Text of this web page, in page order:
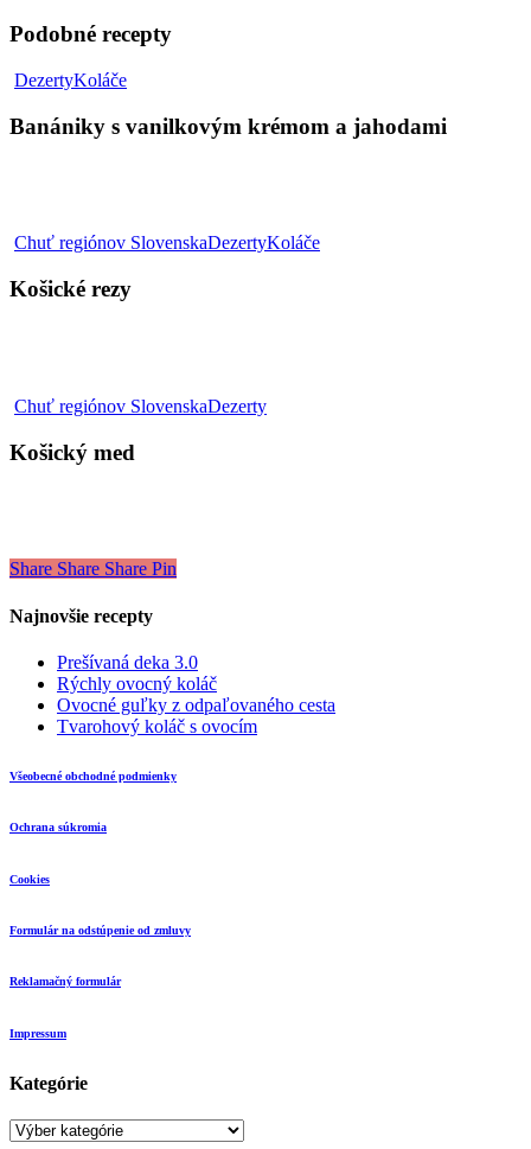
Podobné recepty
DezertyKoláčeBanániky
vanilkovým
Banániky s vanilkovým krémom a jahodami
Chuť regiónov SlovenskaDezertyKoláčeKošické
Košické rezy
Chuť regiónov SlovenskaDezertyKošický
Košický med
Share Share Share Pin
Najnovšie recepty
Prešívaná deka 3.0
Rýchly ovocný koláč
Ovocné guľky z odpaľovaného cesta
Tvarohový koláč s ovocím
Všeobecné obchodné podmienky
Ochrana súkromia
Cookies
Formulár na odstúpenie od zmluvy
Reklamačný formulár
Impressum
Kategórie
Kategórie